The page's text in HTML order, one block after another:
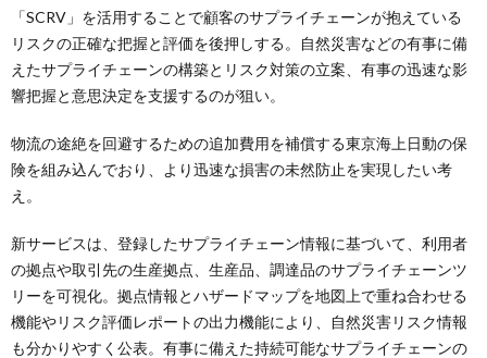
「SCRV」を活用することで顧客のサプライチェーンが抱えている
リスクの正確な把握と評価を後押しする。自然災害などの有事に備
えたサプライチェーンの構築とリスク対策の立案、有事の迅速な影
響把握と意思決定を支援するのが狙い。
物流の途絶を回避するための追加費用を補償する東京海上日動の保
険を組み込んでおり、より迅速な損害の未然防止を実現したい考
え。
新サービスは、登録したサプライチェーン情報に基づいて、利用者
の拠点や取引先の生産拠点、生産品、調達品のサプライチェーンツ
リーを可視化。拠点情報とハザードマップを地図上で重ね合わせる
機能やリスク評価レポートの出力機能により、自然災害リスク情報
も分かりやすく公表。有事に備えた持続可能なサプライチェーンの